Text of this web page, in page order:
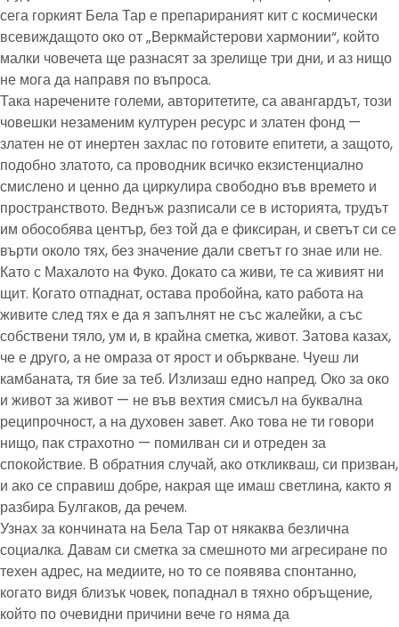
сега горкият Бела Тар е препарираният кит с космически
всевиждащото око от „Веркмайстерови хармонии“, който
малки човечета ще разнасят за зрелище три дни, и аз нищо
не мога да направя по въпроса.
Така наречените големи, авторитетите, са авангардът, този
човешки незаменим културен ресурс и златен фонд —
златен не от инертен захлас по готовите епитети, а защото,
подобно златото, са проводник всичко екзистенциално
смислено и ценно да циркулира свободно във времето и
пространството. Веднъж разписали се в историята, трудът
им обособява център, без той да е фиксиран, и светът си се
върти около тях, без значение дали светът го знае или не.
Като с Махалото на Фуко. Докато са живи, те са живият ни
щит. Когато отпаднат, остава пробойна, като работа на
живите след тях е да я запълнят не със жалейки, а със
собствени тяло, ум и, в крайна сметка, живот. Затова казах,
че е друго, а не омраза от ярост и объркване. Чуеш ли
камбаната, тя бие за теб. Излизаш едно напред. Око за око
и живот за живот — не във вехтия смисъл на буквална
реципрочност, а на духовен завет. Ако това не ти говори
нищо, пак страхотно — помилван си и отреден за
спокойствие. В обратния случай, ако откликваш, си призван,
и ако се справиш добре, накрая ще имаш светлина, както я
разбира Булгаков, да речем.
Узнах за кончината на Бела Тар от някаква безлична
социалка. Давам си сметка за смешното ми агресиране по
техен адрес, на медиите, но то се появява спонтанно,
когато видя близък човек, попаднал в тяхно обръщение,
който по очевидни причини вече го няма да